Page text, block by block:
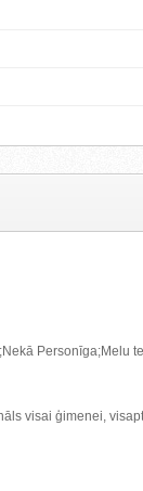
Personīga;Melu
visai ģimenei,